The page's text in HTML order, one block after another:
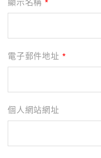
顯示名稱 *
電子郵件地址 *
個人網站網址